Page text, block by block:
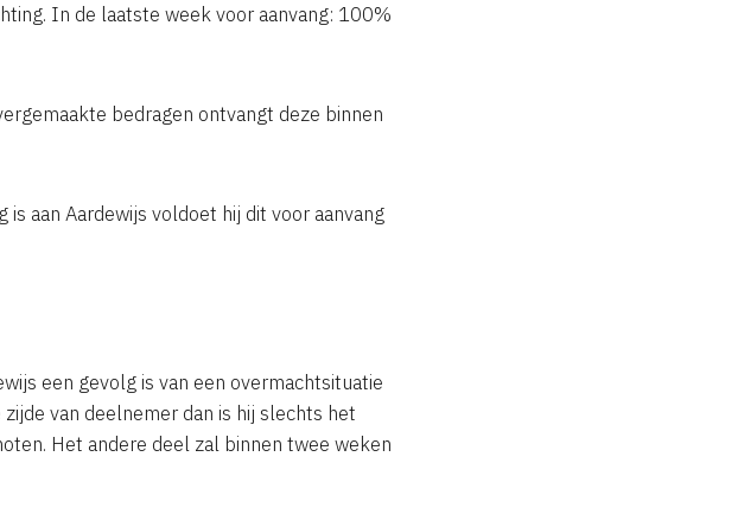
In de laatste week voor aanvang: 100%
bedragen ontvangt deze binnen
aan Aardewijs voldoet hij dit voor aanvang
een gevolg is van een overmachtsituatie
van deelnemer dan is hij slechts het
Het andere deel zal binnen twee weken